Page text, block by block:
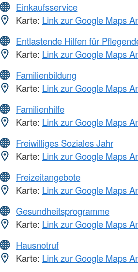
Einkaufsservice
Karte: Link zur Google Maps
Entlastende Hilfen für
Karte: Link zur Google Maps
Familienbildung
Karte: Link zur Google Maps
Familienhilfe
Karte: Link zur Google Maps
Freiwilliges Soziales Jahr
Karte: Link zur Google Maps
Freizeitangebote
Karte: Link zur Google Maps
Gesundheitsprogramme
Karte: Link zur Google Maps
Hausnotruf
Karte: Link zur Google Maps